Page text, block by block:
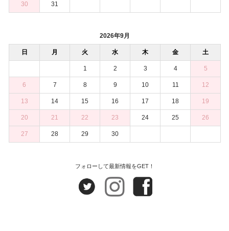
30 31
2026年9月
日 月 火 水 木 金 土
1 2 3 4 5
6 7 8 9 10 11 12
13 14 15 16 17 18 19
20 21 22 23 24 25 26
27 28 29 30
フォローして最新情報をGET！